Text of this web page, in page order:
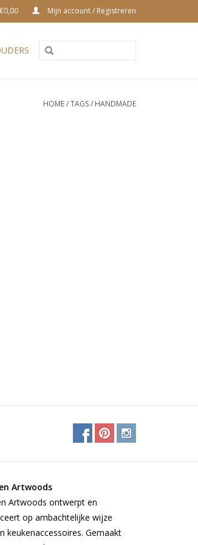
Mijn account / Registreren
HOME/TAGS/ HANDMADE
Artwoods
Artwoods ontwerpt en
op ambachtelijke wijze
keukenaccessoires. Gemaakt